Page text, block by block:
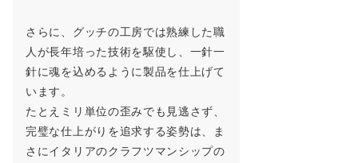
さらに、グッチの工房では熟練した職
人が長年培った技術を駆使し、一針一
針に魂を込めるように製品を仕上げて
います。
たとえミリ単位の歪みでも見逃さず、
完璧な仕上がりを追求する姿勢は、ま
さにイタリアのクラフツマンシップの